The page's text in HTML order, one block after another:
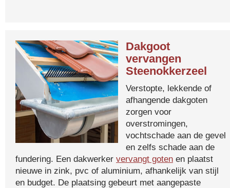
Dakgoot
vervangen
Steenokkerzeel
Verstopte, lekkende of
afhangende dakgoten
zorgen voor
overstromingen,
vochtschade aan de gevel
en zelfs schade aan de
fundering. Een dakwerker vervangt goten en plaatst
nieuwe in zink, pvc of aluminium, afhankelijk van stijl
en budget. De plaatsing gebeurt met aangepaste